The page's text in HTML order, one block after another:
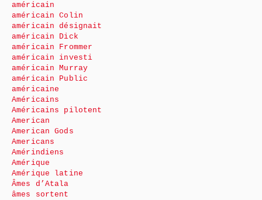
américain
américain Colin
américain désignait
américain Dick
américain Frommer
américain investi
américain Murray
américain Public
américaine
Américains
Américains pilotent
American
American Gods
Americans
Amérindiens
Amérique
Amérique latine
Âmes d’Atala
âmes sortent